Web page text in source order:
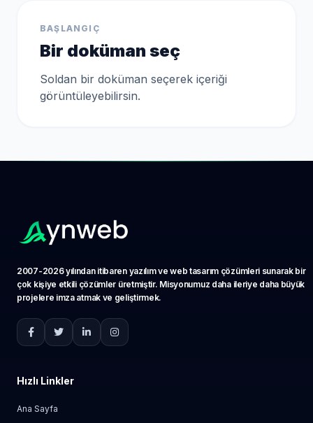
BAŞLANGIÇ
Bir doküman seç
Soldan bir doküman seçerek içeriği
görüntüleyebilirsin.
2007-2026 yılından itibaren yazılım ve web tasarım çözümleri sunarak bir
çok kişiye etkili çözümler üretmiştir. Misyonumuz daha ileriye daha büyük
projelere imza atmak ve geliştirmek.
Hızlı Linkler
Ana Sayfa